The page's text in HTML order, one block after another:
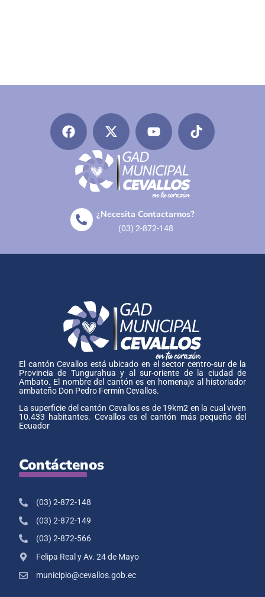
¿Necesita Contactarnos?
(03) 2-872-148
El cantón Cevallos está ubicado en el sector centro-sur de la
Provincia de Tungurahua y al sur-oriente de la ciudad de
Ambato. El nombre del cantón es en homenaje al historiador
ambateño Don Pedro Fermín Cevallos.
La superficie del cantón Cevallos es de 19km2 en la cual viven
10.433 habitantes. Cevallos es el cantón más pequeño del
Ecuador
Contáctenos
(03) 2-872-148
(03) 2-872-149
(03) 2-872-566
Felipa Real y Av. 24 de Mayo
municipio@cevallos.gob.ec